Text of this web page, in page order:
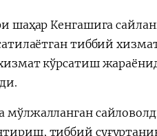
Видеоселекторные
совещания под
Шавката
шаҳар Кенгашига
тиббий
кўрсатиш
тиббий